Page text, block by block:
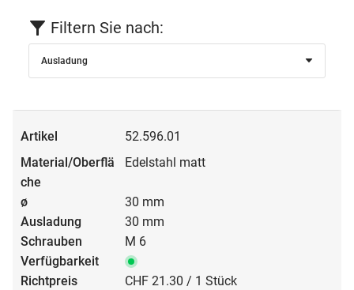
Filtern Sie nach:
Ausladung
52.596.01
Edelstahl matt
30 mm
30 mm
M 6
CHF 21.30 / 1 Stück